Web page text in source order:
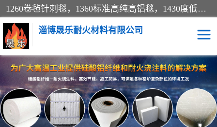
1260卷毡针刺毯，1360标准高纯高铝毯，1430度低锆锆铝含锆毯，普通挡渣棉卷毡，防火纸、挡火板、隔热垫片模块、棉块、折叠块、散棉高温固化剂价格规格密度多少钱图片视频立方平米参数指标
淄博晟乐耐火材料有限公司
硅酸铝挡渣棉 硅酸铝纤维纸
硅酸铝挡火板 高铝毯